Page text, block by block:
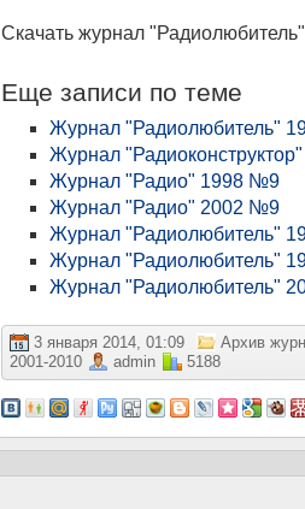
Скачать журнал
Еще записи по теме
Журнал "Радиолюбитель"
Журнал
Журнал "Радио" 1998 №9
Журнал "Радио" 2002 №9
Журнал "Радиолюбитель"
Журнал "Радиолюбитель"
Журнал "Радиолюбитель"
3 января 2014, 01:09 Архив
2001-2010
admin 5188